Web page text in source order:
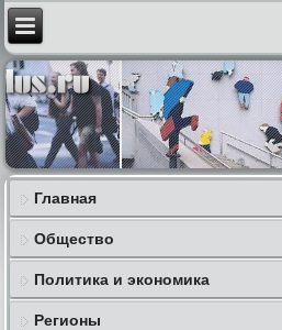
Главная
Общество
Политика и экономика
Регионы